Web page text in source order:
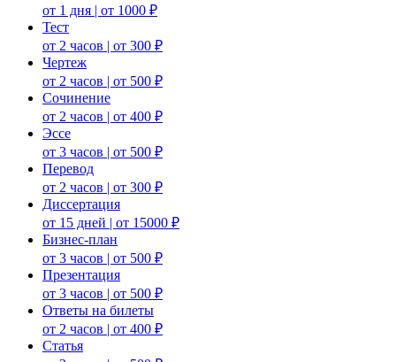
от 1 дня | от 1000 ₽
Тест
от 2 часов | от 300 ₽
Чертеж
от 2 часов | от 500 ₽
Сочинение
от 2 часов | от 400 ₽
Эссе
от 3 часов | от 500 ₽
Перевод
от 2 часов | от 300 ₽
Диссертация
от 15 дней | от 15000 ₽
Бизнес-план
от 3 часов | от 500 ₽
Презентация
от 3 часов | от 500 ₽
Ответы на билеты
от 2 часов | от 400 ₽
Статья